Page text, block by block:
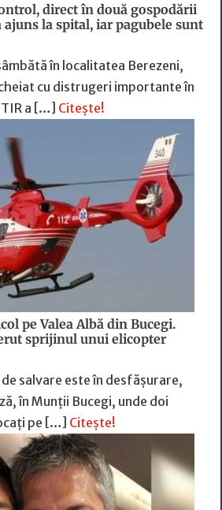
direct în două gospodării
ajuns la spital, iar pagubele sunt
în localitatea Berezeni,
cu distrugeri importante în
a […] Citește!
pe Valea Albă din Bucegi.
sprijinul unui elicopter
salvare este în desfășurare,
în Munții Bucegi, unde doi
pe […] Citește!